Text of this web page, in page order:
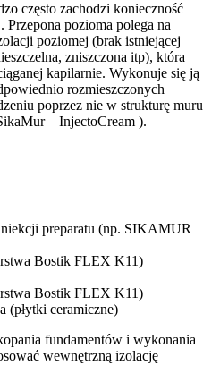
często zachodzi konieczność
pozioma polega na
poziomej (brak istniejącej
zniszczona itp), która
kapilarnie. Wykonuje się ją
rozmieszczonych
poprzez nie w strukturę muru
– InjectoCream ).
preparatu (np. SIKAMUR
Bostik FLEX K11)
Bostik FLEX K11)
(płytki ceramiczne)
fundamentów i wykonania
wewnętrzną izolację